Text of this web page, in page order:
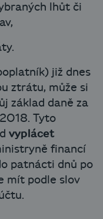
lhůt či
již dnes
ztrátu, může si
základ daně za
Tyto
vyplácet
financí
patnácti dnů po
mít podle slov